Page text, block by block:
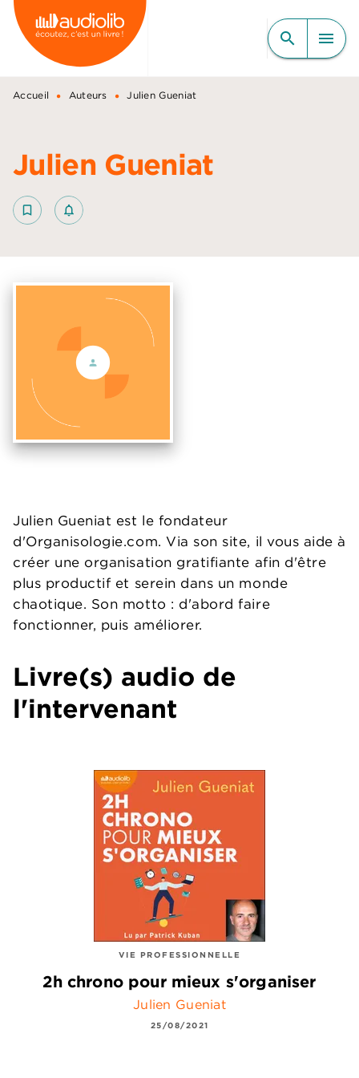
MENU RECHERCHE
CONTENU
PIED DE PAGE
search menu
Accueil • Auteurs • Julien Gueniat
Julien Gueniat
bookmark_border notifications_none_outlined
Julien Gueniat est le fondateur
d'Organisologie.com. Via son site, il vous aide à
créer une organisation gratifiante afin d'être
plus productif et serein dans un monde
chaotique. Son motto : d'abord faire
fonctionner, puis améliorer.
Livre(s) audio de
l'intervenant
VIE PROFESSIONNELLE
2h chrono pour mieux s'organiser
Julien Gueniat
25/08/2021